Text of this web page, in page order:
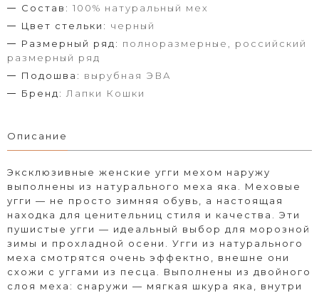
Состав: 100% натуральный мех
Цвет стельки: черный
Размерный ряд: полноразмерные, российский
размерный ряд
Подошва: вырубная ЭВА
Бренд: Лапки Кошки
Описание
Эксклюзивные женские угги мехом наружу
выполнены из натурального меха яка. Меховые
угги — не просто зимняя обувь, а настоящая
находка для ценительниц стиля и качества. Эти
пушистые угги — идеальный выбор для морозной
зимы и прохладной осени. Угги из натурального
меха смотрятся очень эффектно, внешне они
схожи с уггами из песца. Выполнены из двойного
слоя меха: снаружи — мягкая шкура яка, внутри